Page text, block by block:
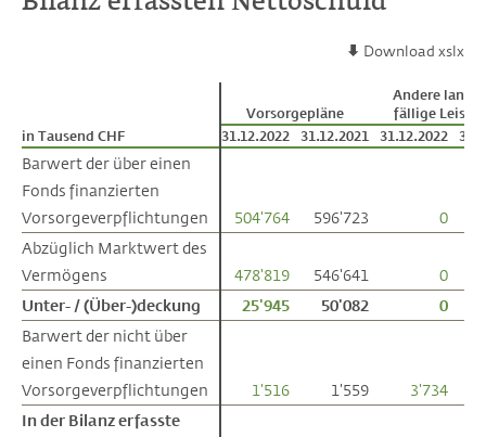
Download xslx
Vorsorgepläne
Andere
fällige
in Tausend CHF
31.12.2022 31.12.2021 31.12.2022
Barwert der über einen
Fonds finanzierten
Vorsorgeverpflichtungen
504'764 596'723
0
Abzüglich Marktwert des
Vermögens
478'819 546'641
0
Unter- / (Über-)deckung
25'945 50'082
0
Barwert der nicht über
einen Fonds finanzierten
Vorsorgeverpflichtungen
1'516 1'559
3'734
In der Bilanz erfasste
in Tausend CHF
Barwert der über einen
Fonds finanzierten
Vorsorgeverpflichtungen
Abzüglich Marktwert des
Vermögens
Unter- / (Über-)deckung
Barwert der nicht über
einen Fonds finanzierten
Vorsorgeverpflichtungen
In der Bilanz erfasste